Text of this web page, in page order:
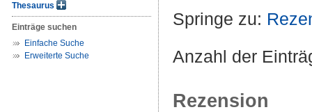
Thesaurus
Einträge suchen
Einfache Suche
Erweiterte Suche
Springe zu:
Anzahl der
Rezension